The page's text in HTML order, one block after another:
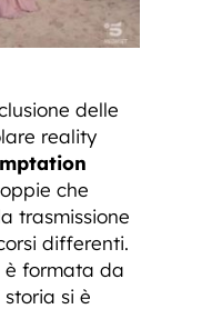
delle
reality
che
trasmissione
differenti.
è formata da
storia si è